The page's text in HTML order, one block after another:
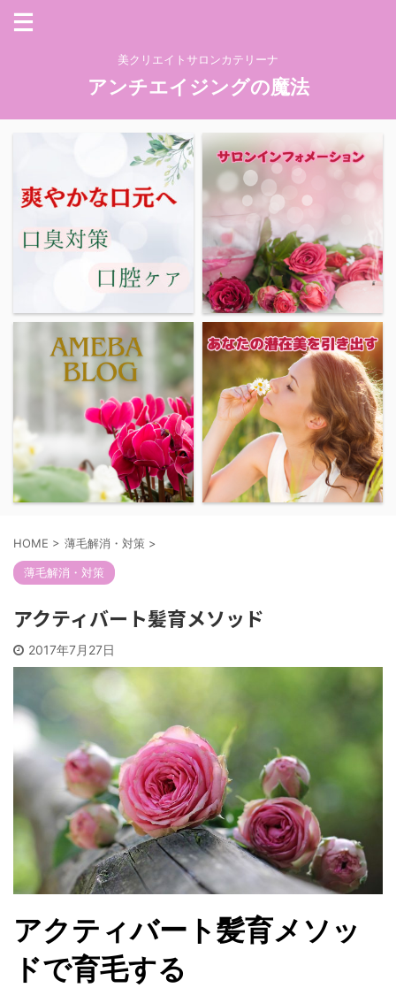
美クリエイトサロンカテリーナ
アンチエイジングの魔法
HOME > 薄毛解消・対策 >
薄毛解消・対策
アクティバート髪育メソッド
2017年7月27日
アクティバート髪育メソッ
ドで育毛する